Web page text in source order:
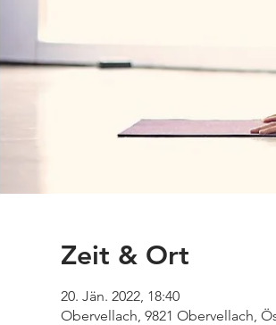
Zeit & Ort
20. Jän. 2022, 18:40
Obervellach, 9821 Obervellach,